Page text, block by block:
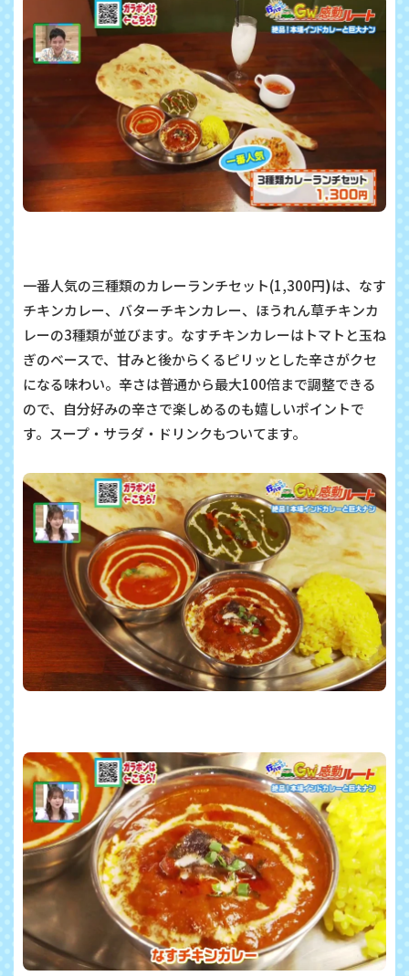
一番人気の三種類のカレーランチセット(1,300円)は、なす
チキンカレー、バターチキンカレー、ほうれん草チキンカ
レーの3種類が並びます。なすチキンカレーはトマトと玉ね
ぎのベースで、甘みと後からくるピリッとした辛さがクセ
になる味わい。辛さは普通から最大100倍まで調整できる
ので、自分好みの辛さで楽しめるのも嬉しいポイントで
す。スープ・サラダ・ドリンクもついてます。